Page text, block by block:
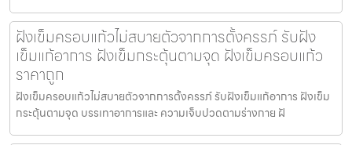
ฝังเข็มครอบแก้วไม่สบายตัวจากการตั้งครรภ์ รับฝัง
เข็มแก้อาการ ฝังเข็มกระตุ้นตามจุด ฝังเข็มครอบแก้ว
ราคาถูก
ฝังเข็มครอบแก้วไม่สบายตัวจากการตั้งครรภ์ รับฝังเข็มแก้อาการ ฝังเข็ม
กระตุ้นตามจุด บรรเทาอาการและ ความเจ็บปวดตามร่างกาย ฝั